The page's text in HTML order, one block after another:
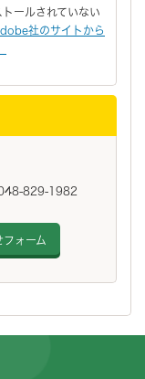
ールされていない
社のサイトから
829-1982
フォーム